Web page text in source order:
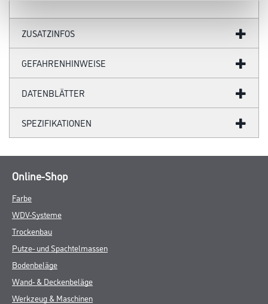
ZUSATZINFOS
GEFAHRENHINWEISE
DATENBLÄTTER
SPEZIFIKATIONEN
Online-Shop
Farbe
WDV-Systeme
Trockenbau
Putze- und Spachtelmassen
Bodenbeläge
Wand- & Deckenbeläge
Werkzeug & Maschinen